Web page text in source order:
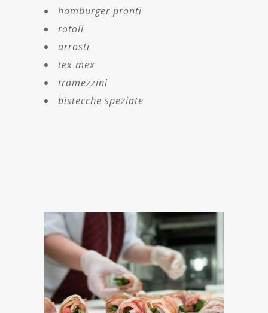
hamburger pronti
rotoli
arrosti
tex mex
tramezzini
bistecche speziate